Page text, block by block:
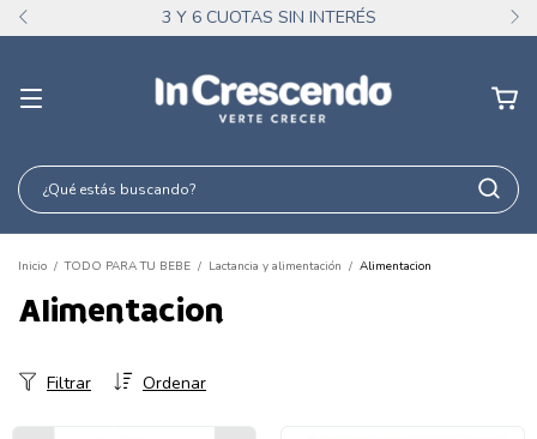
3 Y 6 CUOTAS SIN INTERÉS
Inicio / TODO PARA TU BEBE / Lactancia y alimentación / Alimentacion
Alimentacion
Ordenar
Filtrar